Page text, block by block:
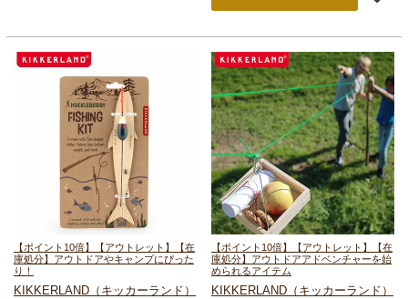
【ポイント10倍】【アウトレット】【在
庫処分】 アウトドアやキャンプにぴった
り！
KIKKERLAND（キッカーランド）
【ポイント10倍】【アウトレット】【在
庫処分】アウトドアアドベンチャーを始
められるアイテム
KIKKERLAND（キッカーランド）